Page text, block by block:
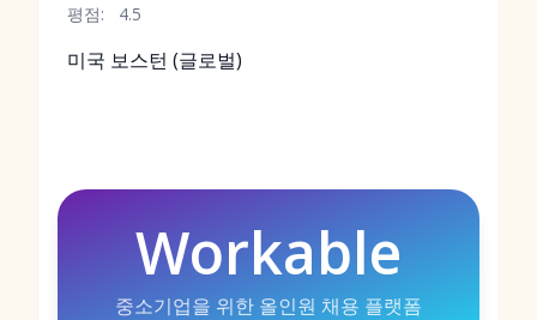
평점: 4.5
미국 보스턴 (글로벌)
Workable
중소기업을 위한 올인원 채용 플랫폼